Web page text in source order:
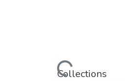
Loading...
Collections